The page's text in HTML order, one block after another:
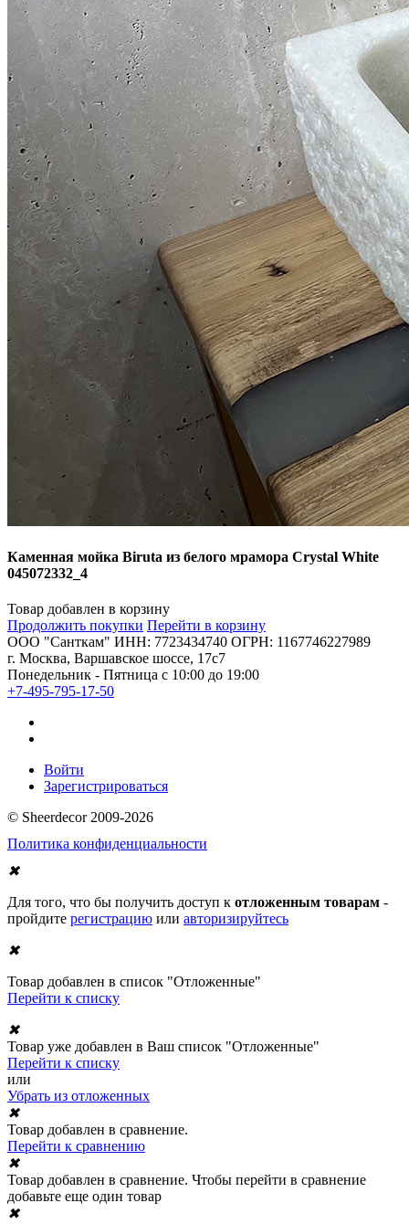
Каменная мойка Biruta из белого мрамора Crystal White
045072332_4
Товар добавлен в корзину
Продолжить покупки Перейти в корзину
ООО "Санткам" ИНН: 7723434740 ОГРН: 1167746227989
г. Москва, Варшавское шоссе, 17с7
Понедельник - Пятница с 10:00 до 19:00
+7-495-795-17-50
Войти
Зарегистрироваться
© Sheerdecor 2009-2026
Политика конфиденциальности
✖
Для того, что бы получить доступ к отложенным товарам -
пройдите регистрацию или авторизируйтесь
✖
Товар добавлен в список "Отложенные"
Перейти к списку
✖
Товар уже добавлен в Ваш список "Отложенные"
Перейти к списку
или
Убрать из отложенных
✖
Товар добавлен в сравнение.
Перейти к сравнению
✖
Товар добавлен в сравнение. Чтобы перейти в сравнение
добавьте еще один товар
✖